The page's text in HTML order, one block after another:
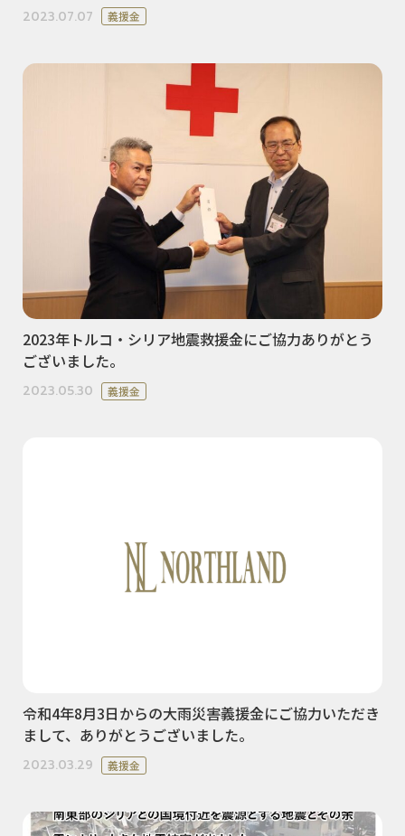
2023.07.07 義援金
2023年トルコ・シリア地震救援金にご協力ありがとう
ございました。
2023.05.30 義援金
令和4年8月3日からの大雨災害義援金にご協力いただき
まして、ありがとうございました。
2023.03.29 義援金